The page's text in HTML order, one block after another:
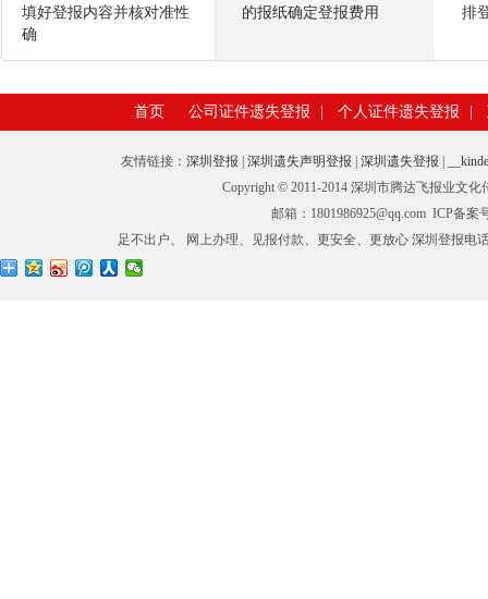
填好登报内容并核对准性
确
的报纸确定登报费用
排
首页 公司证件遗失登报 个人证件遗失登报
友情链接： 深圳登报 深圳遗失声明登报 深圳遗失登报
Copyright © 2011-2014 深圳市腾达飞报业文
邮箱：1801986925@qq.com ICP备案
足不出户、 网上办理、见报付款、更安全、更放心 深圳登报电